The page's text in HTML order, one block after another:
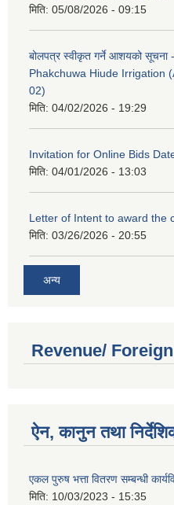
मिति: 05/08/2026 - 09:15
बोलपत्र स्वीकृत गर्ने आशयको
Phakchuwa Hiude Irrigation
02)
मिति: 04/02/2026 - 19:29
Invitation for Online Bids
मिति: 04/01/2026 - 13:03
Letter of Intent to award the
मिति: 03/26/2026 - 20:55
अन्य
Revenue/
ऐन, कानुन तथा
एकल पुरुष भत्ता वितरण सम्बन्धी
मिति: 10/03/2023 - 15:35